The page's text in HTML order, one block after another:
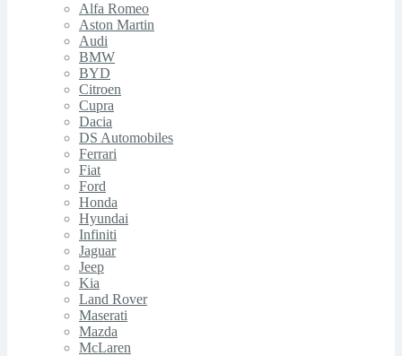
Alfa Romeo
Aston Martin
Audi
BMW
BYD
Citroen
Cupra
Dacia
DS Automobiles
Ferrari
Fiat
Ford
Honda
Hyundai
Infiniti
Jaguar
Jeep
Kia
Land Rover
Maserati
Mazda
McLaren